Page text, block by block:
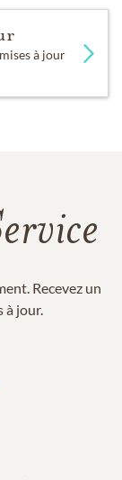
à jour
Recevez un
à jour.